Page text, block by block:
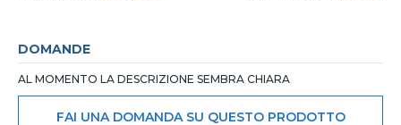
DOMANDE
AL MOMENTO LA DESCRIZIONE SEMBRA CHIARA
FAI UNA DOMANDA SU QUESTO PRODOTTO